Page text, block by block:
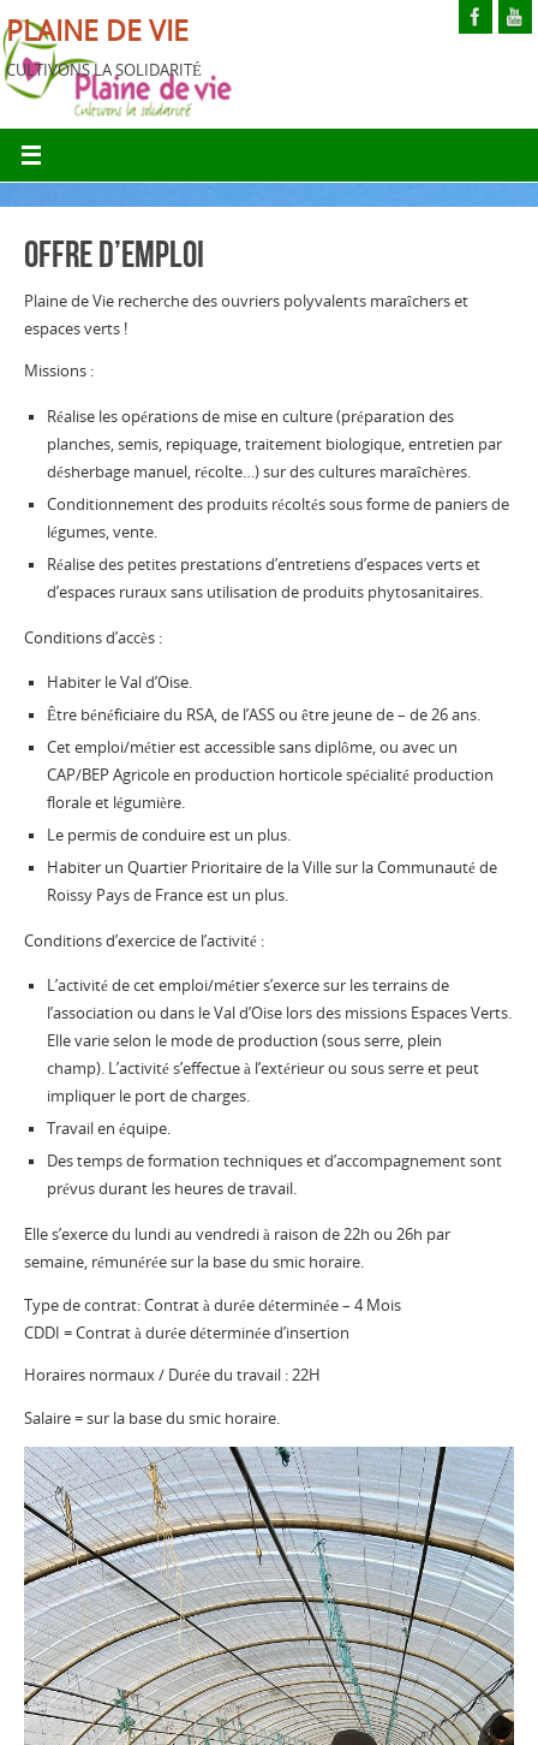
PLAINE DE VIE
CULTIVONS LA SOLIDARITÉ
Offre d’emploi
Plaine de Vie recherche des ouvriers polyvalents maraîchers et
espaces verts !
Missions :
Réalise les opérations de mise en culture (préparation des
planches, semis, repiquage, traitement biologique, entretien par
désherbage manuel, récolte…) sur des cultures maraîchères.
Conditionnement des produits récoltés sous forme de paniers de
légumes, vente.
Réalise des petites prestations d’entretiens d’espaces verts et
d’espaces ruraux sans utilisation de produits phytosanitaires.
Conditions d’accès :
Habiter le Val d’Oise.
Être bénéficiaire du RSA, de l’ASS ou être jeune de – de 26 ans.
Cet emploi/métier est accessible sans diplôme, ou avec un
CAP/BEP Agricole en production horticole spécialité production
florale et légumière.
Le permis de conduire est un plus.
Habiter un Quartier Prioritaire de la Ville sur la Communauté de
Roissy Pays de France est un plus.
Conditions d’exercice de l’activité :
L’activité de cet emploi/métier s’exerce sur les terrains de
l’association ou dans le Val d’Oise lors des missions Espaces Verts.
Elle varie selon le mode de production (sous serre, plein
champ). L’activité s’effectue à l’extérieur ou sous serre et peut
impliquer le port de charges.
Travail en équipe.
Des temps de formation techniques et d’accompagnement sont
prévus durant les heures de travail.
Elle s’exerce du lundi au vendredi à raison de 22h ou 26h par
semaine, rémunérée sur la base du smic horaire.
Type de contrat:Contrat à durée déterminée – 4 Mois
CDDI = Contrat à durée déterminée d’insertion
Horaires normaux / Durée du travail :22H
Salaire = sur la base du smic horaire.